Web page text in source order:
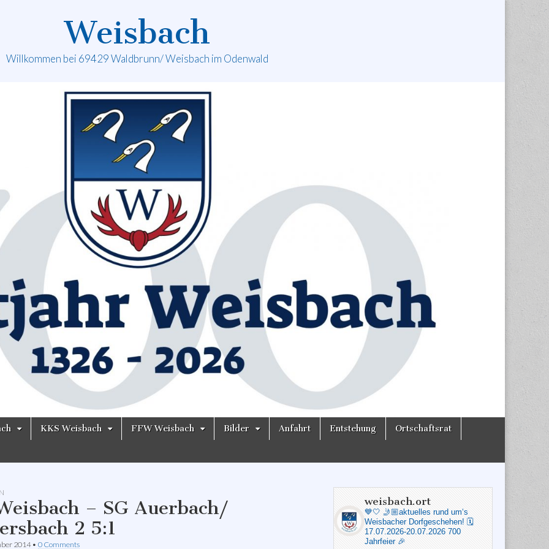
Weisbach
Willkommen bei 69429 Waldbrunn/ Weisbach im Odenwald
KKS Weisbach FFW Weisbach Bilder Anfahrt Entstehung Ortschaftsrat
– SG Auerbach/
2 5:1
2014• 0 Comments
weisbach.ort
💙🤍 🤳🏼aktuelles rund um‘s
Weisbacher Dorfgeschehen! 🗓️
17.07.2026-20.07.2026 700
Jahrfeier 🎉